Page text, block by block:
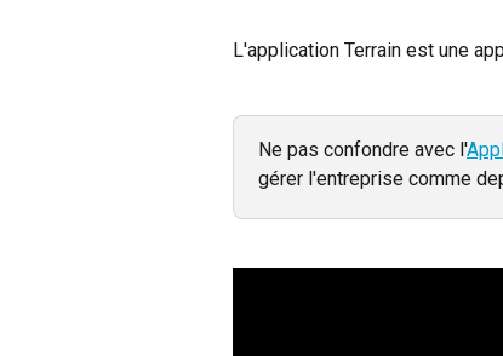
L'application Terrain est une
Ne pas confondre avec l'
gérer l'entreprise comme